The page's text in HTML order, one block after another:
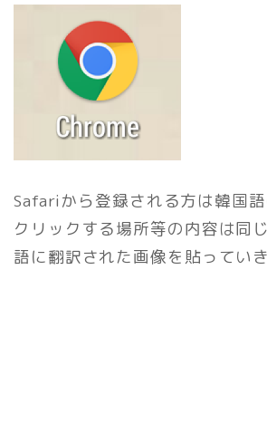
Safariから登録される方は韓国語
クリックする場所等の内容は同
語に翻訳された画像を貼ってい